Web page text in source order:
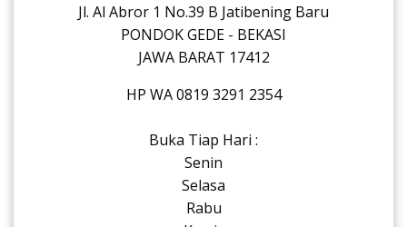
Jl. Al Abror 1 No.39 B Jatibening Baru
PONDOK GEDE - BEKASI
JAWA BARAT 17412
HP WA 0819 3291 2354
Buka Tiap Hari :
Senin
Selasa
Rabu